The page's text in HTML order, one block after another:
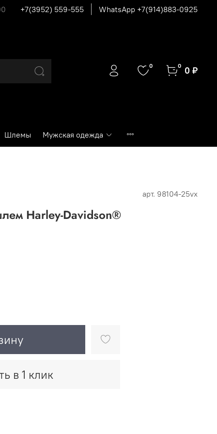
+7(3952) 559-555 WhatsApp +7(914)883-0925
0 0 0 ₽
Шлемы Мужская одежда
арт. 98104-25vx
Harley-Davidson®
в 1 клик